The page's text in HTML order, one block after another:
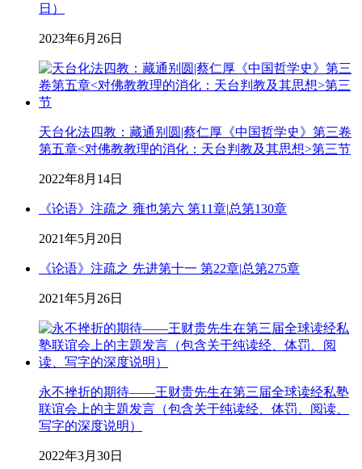
日）
2023年6月26日
天台化法四教：藏通别圆|蔡仁厚《中国哲学史》第三卷
第五章<对佛教教理的消化：天台判教及其思想>第三节
2022年8月14日
《论语》注疏之 雍也第六 第11章|总第130章
2021年5月20日
《论语》注疏之 先进第十一 第22章|总第275章
2021年5月26日
永不挫折的期待——王财贵先生在第三届全球读经私塾
联谊会上的主題发言（包含关于纯读经、体罚、阅读、
写字的深度说明）
2022年3月30日